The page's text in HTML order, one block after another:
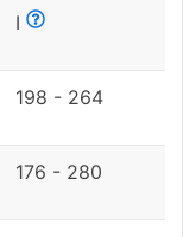
I
198 - 264
176 - 280